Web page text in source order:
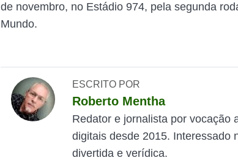
de novembro, no Estádio 974, pela segunda
Mundo.
ESCRITO POR
Roberto Mentha
Redator e jornalista por vocação
digitais desde 2015. Interessado
divertida e verídica.